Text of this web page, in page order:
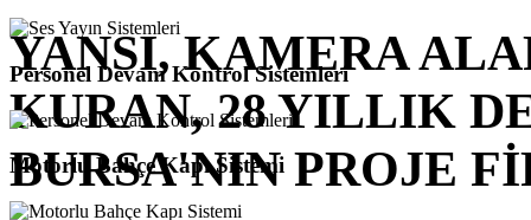
Personel Devam Kontrol Sistemleri
Motorlu Bahçe Kapı Sistemi
YANSI, KAMERA
KURAN, 28 YILLIK
BURSA'NIN PROJE